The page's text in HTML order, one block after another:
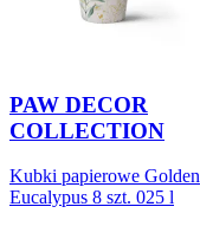
PAW DECOR
COLLECTION
Kubki papierowe Golden
Eucalypus 8 szt. 025 l